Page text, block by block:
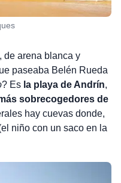
de arena blanca y
paseaba Belén Rueda
? Esla playa de Andrín,
sobrecogedores de
hay cuevas donde,
niño con un saco en la